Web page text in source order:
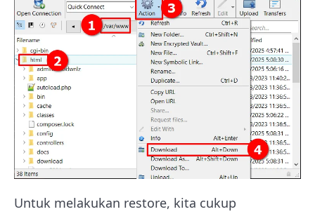
Untuk melakukan restore, kita cukup